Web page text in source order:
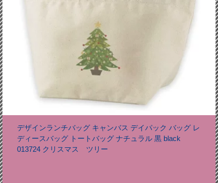
デザインランチバッグ キャンバス デイパック バッグ レ
ディースバッグ トートバッグ ナチュラル 黒 black
013724 クリスマス ツリー